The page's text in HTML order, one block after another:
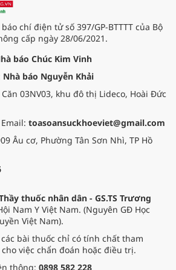
chí điện tử số 397/GP-BTTTT của Bộ
cấp ngày 28/06/2021.
báo Chúc Kim Vinh
Nhà báo Nguyễn Khải
03NV03, khu đô thị Lideco, Hoài Đức
toasoansuckhoeviet@gmail.com
Âu cơ, Phường Tân Sơn Nhì, TP Hồ
thuốc nhân dân - GS.TS Trương
Nam Y Việt Nam. (Nguyên GĐ Học
Việt Nam).
bài thuốc chỉ có tính chất tham
việc chẩn đoán hoặc điều trị.
thông: 0898 582 228